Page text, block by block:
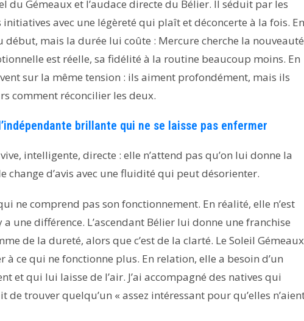
du Gémeaux et l’audace directe du Bélier. Il séduit par les
avec une légèreté qui plaît et déconcerte à la fois. En
mais la durée lui coûte : Mercure cherche la
est réelle, sa fidélité à la routine beaucoup moins. En
sur la même tension : ils aiment profondément, mais ils
comment réconcilier les deux.
brillante qui ne se laisse pas enfermer
intelligente, directe : elle n’attend pas qu’on lui donne la
change d’avis avec une fluidité qui peut désorienter.
ne comprend pas son fonctionnement. En réalité, elle n’est
une différence. L’ascendant Bélier lui donne une franchise
de la dureté, alors que c’est de la clarté. Le Soleil Gémeaux
à ce qui ne fonctionne plus. En relation, elle a besoin d’un
qui lui laisse de l’air. J’ai accompagné des natives qui
trouver quelqu’un « assez intéressant pour qu’elles